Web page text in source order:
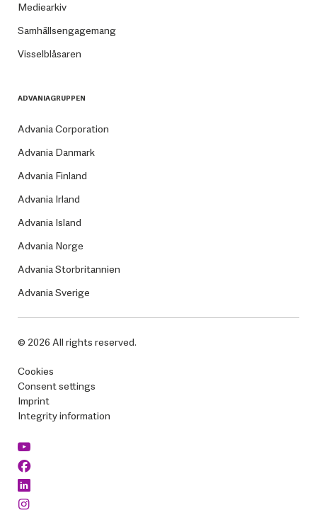
Mediearkiv
Samhällsengagemang
Visselblåsaren
ADVANIAGRUPPEN
Advania Corporation
Advania Danmark
Advania Finland
Advania Irland
Advania Island
Advania Norge
Advania Storbritannien
Advania Sverige
© 2026 All rights reserved.
Cookies
Consent settings
Imprint
Integrity information